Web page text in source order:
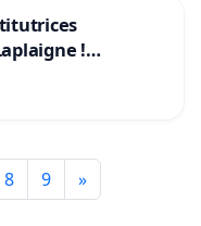
!
8 9 »